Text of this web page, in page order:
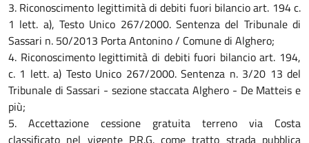
3. Riconoscimento legittimità di debiti fuori bilancio art. 194 c.
1 lett. a), Testo Unico 267/2000. Sentenza del Tribunale di
Sassari n. 50/2013 Porta Antonino / Comune di Alghero;
4. Riconoscimento legittimità di debiti fuori bilancio art. 194,
c. 1 lett. a) Testo Unico 267/2000. Sentenza n. 3/20 13 del
Tribunale di Sassari - sezione staccata Alghero - De Matteis e
più;
5. Accettazione cessione gratuita terreno via Costa
classificato nel vigente P.R.G. come tratto strada pubblica